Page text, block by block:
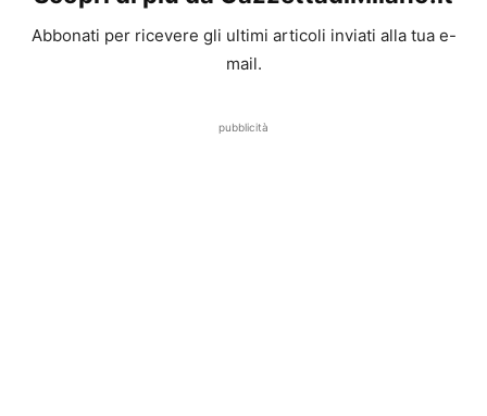
Abbonati per ricevere gli ultimi articoli inviati alla tua e-
mail.
pubblicità